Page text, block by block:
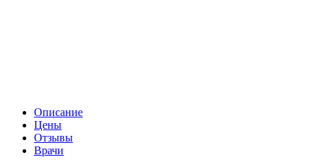
Описание
Цены
Отзывы
Врачи